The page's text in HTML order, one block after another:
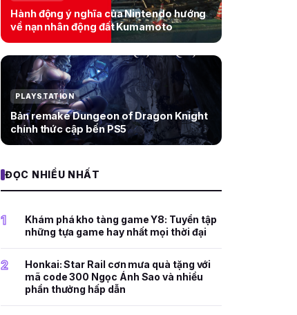
Hành động ý nghĩa của Nintendo hướng
về nạn nhân động đất Kumamoto
PLAYSTATION
Bản remake Dungeon of Dragon Knight
chính thức cập bến PS5
ĐỌC NHIỀU NHẤT
1
Khám phá kho tàng game Y8: Tuyển tập
những tựa game hay nhất mọi thời đại
2
Honkai: Star Rail cơn mưa quà tặng với
mã code 300 Ngọc Ánh Sao và nhiều
phần thưởng hấp dẫn